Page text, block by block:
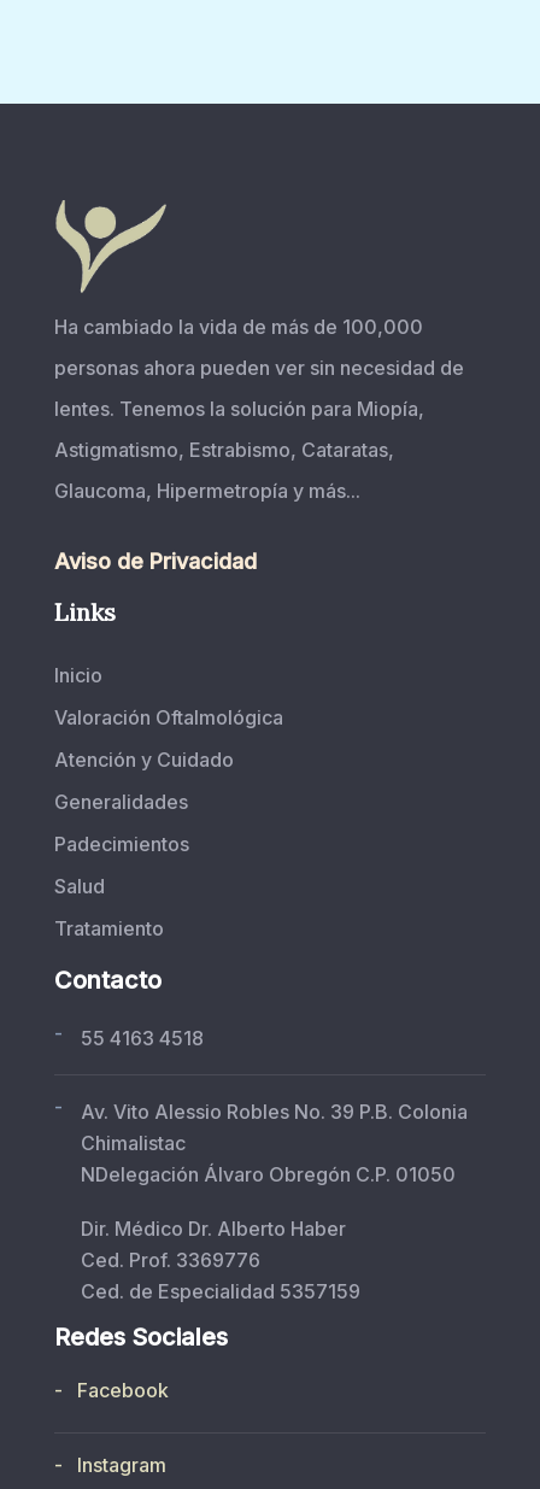
Ha cambiado la vida de más de 100,000
personas ahora pueden ver sin necesidad de
lentes. Tenemos la solución para Miopía,
Astigmatismo, Estrabismo, Cataratas,
Glaucoma, Hipermetropía y más...
Aviso de Privacidad
Links
Inicio
Valoración Oftalmológica
Atención y Cuidado
Generalidades
Padecimientos
Salud
Tratamiento
Contacto
- 55 4163 4518
-
Av. Vito Alessio Robles No. 39 P.B. Colonia
Chimalistac
NDelegación Álvaro Obregón C.P. 01050
Dir. Médico Dr. Alberto Haber
Ced. Prof. 3369776
Ced. de Especialidad 5357159
Redes Sociales
- Facebook
- Instagram